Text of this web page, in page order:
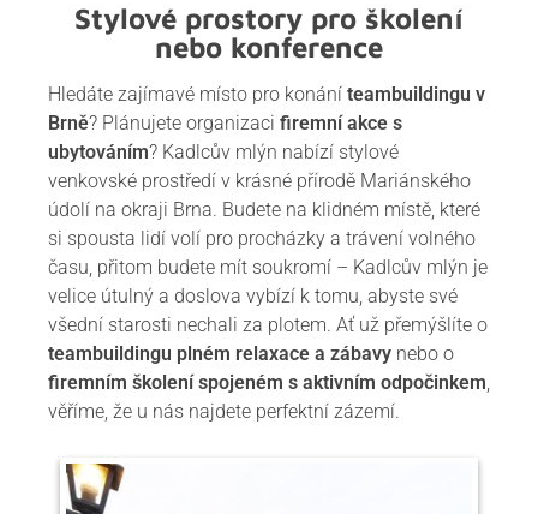
Stylové prostory pro školení
nebo konference
Hledáte zajímavé místo pro konání teambuildingu v
Brně? Plánujete organizaci firemní akce s
ubytováním? Kadlcův mlýn nabízí stylové
venkovské prostředí v krásné přírodě Mariánského
údolí na okraji Brna. Budete na klidném místě, které
si spousta lidí volí pro procházky a trávení volného
času, přitom budete mít soukromí – Kadlcův mlýn je
velice útulný a doslova vybízí k tomu, abyste své
všední starosti nechali za plotem. Ať už přemýšlíte o
teambuildingu plném relaxace a zábavy nebo o
firemním školení spojeném s aktivním odpočinkem,
věříme, že u nás najdete perfektní zázemí.